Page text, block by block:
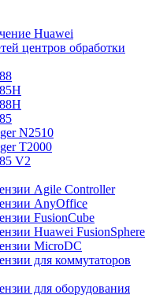
Huawei
центров обработки
N2510
T2000
V2
Agile Controller
AnyOffice
FusionCube
Huawei FusionSphere
MicroDC
для коммутаторов
для оборудования